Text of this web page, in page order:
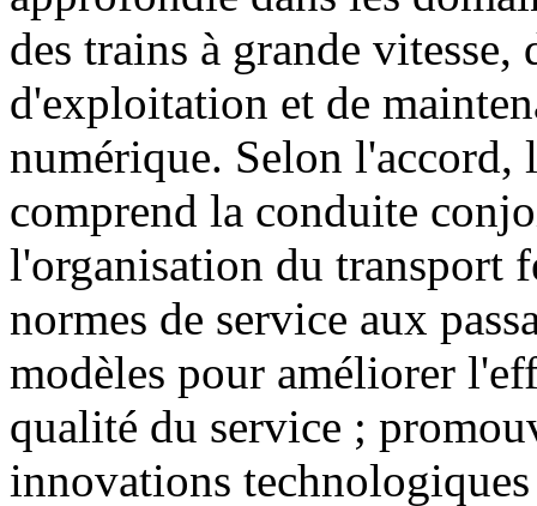
des trains à grande vitesse,
d'exploitation et de
numérique. Selon
comprend la conduite
l'organisation du transport
normes de service aux
modèles pour améliorer
qualité du service ;
innovations